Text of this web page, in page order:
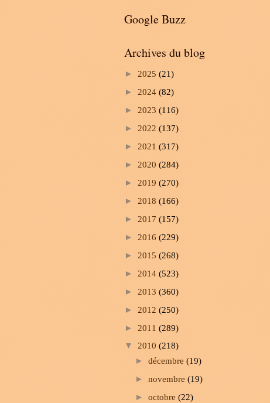
Google Buzz
Archives du blog
► 2025 (21)
► 2024 (82)
► 2023 (116)
► 2022 (137)
► 2021 (317)
► 2020 (284)
► 2019 (270)
► 2018 (166)
► 2017 (157)
► 2016 (229)
► 2015 (268)
► 2014 (523)
► 2013 (360)
► 2012 (250)
► 2011 (289)
▼ 2010 (218)
► décembre (19)
► novembre (19)
► octobre (22)